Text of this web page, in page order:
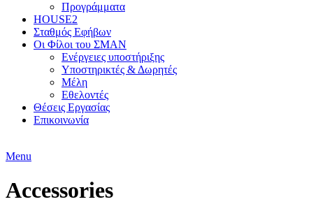
Προγράμματα
HOUSE2
Σταθμός Εφήβων
Οι Φίλοι του ΣΜΑΝ
Ενέργειες υποστήριξης
Υποστηρικτές & Δωρητές
Μέλη
Εθελοντές
Θέσεις Εργασίας
Επικοινωνία
Menu
Accessories